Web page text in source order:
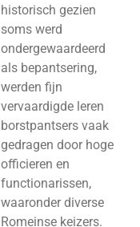
historisch gezien
soms werd
ondergewaardeerd
als bepantsering,
werden fijn
vervaardigde leren
borstpantsers vaak
gedragen door hoge
officieren en
functionarissen,
waaronder diverse
Romeinse keizers.